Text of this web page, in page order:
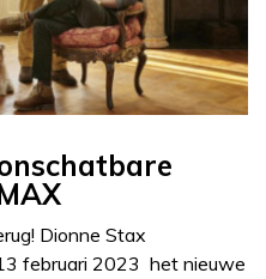
Dionne Stax
februari 2023 het nieuwe